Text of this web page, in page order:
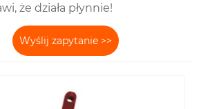
że działa płynnie!
Wyślij zapytanie >>